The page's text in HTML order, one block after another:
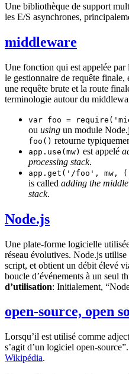
Une bibliothèque de support
les E/S asynchrones,
middleware
Une fonction qui est appelée par
le gestionnaire de requête
une requête brute et la route
terminologie autour du
var foo =
ou using un module
foo() retourne
app.use(mw) est appelé
processing stack.
app.get('/foo',
is called adding the
stack.
Node.js
Une plate-forme logicielle
réseau évolutives. Node.js
script, et obtient un débit élevé
boucle d’événements à un seul
d’utilisation: Initialement,
open-source, open
Lorsqu’il est utilisé comme
s’agit d’un logiciel open-
Wikipédia.